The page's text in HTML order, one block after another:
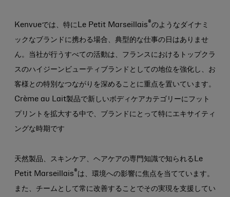
Kenvueでは、特にLe Petit Marseillais ®のようなダイナミ
ックなブランドに携わる場合、典型的な仕事の日はありませ
ん。当社が行うすべての活動は、フランスにおけるトップクラ
スのハイジーンビューティブランドとしての地位を強化し、お
客様との特別なつながりを深めることに重点を置いています。
Crème au Lait製品で新しいボディケアカテゴリーにフット
プリントを拡大する中で、ブランドにとって特にエキサイティ
ングな時期です
天然製品、スキンケア、ヘアケアの専門知識で知られるLe
Petit Marseillais ® は、環境への影響に焦点を当てています。
また、チームとして常に改善することでその実現を支援してい